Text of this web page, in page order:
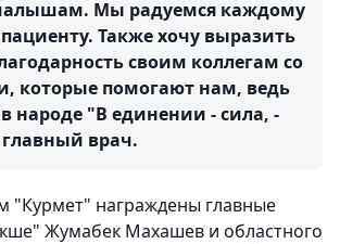
Мы радуемся каждому
Также хочу выразить
своим коллегам со
которые помогают нам, ведь
в народе "В единении - сила, -
врач.
"Курмет" награждены главные
Жумабек Махашев и областного